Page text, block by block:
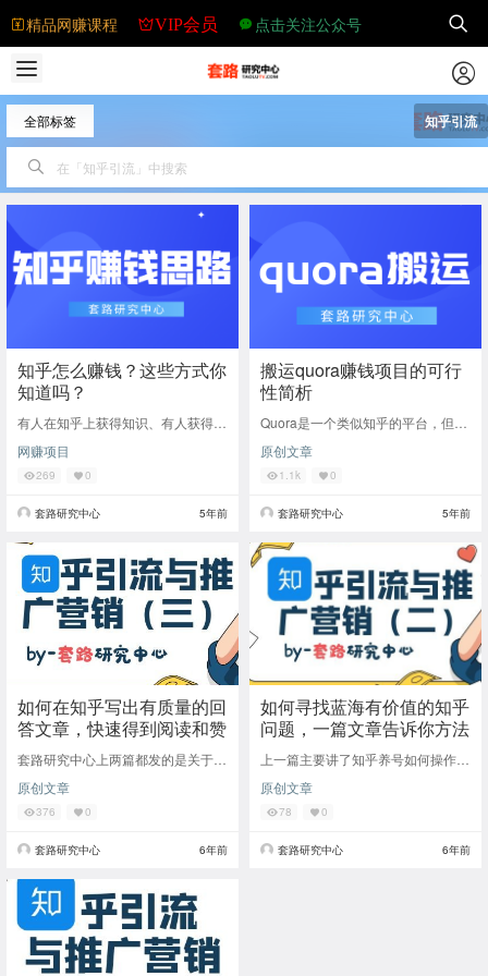
精品网赚课程 VIP会员 点击关注公众号
全部标签 知乎引流
知乎怎么赚钱？这些方式你
知道吗？
有人在知乎上获得知识、有人获得工
看到这大家肯定也好奇知乎既然也能
赚钱？那么今天
网赚项目
269 0
套路研究中心 5年前
搬运quora赚钱项目的可行
性简析
Quora是一个类似知乎的平台，但由
人的思维并不在国内常见发表的言论
自然也会比
原创文章
1.1k 0
套路研究中心 5年前
如何在知乎写出有质量的回
答文章，快速得到阅读和赞
套路研究中心上两篇都发的是关于知
那么这一篇就是介绍如何写作才能让
用户喜欢去看，
原创文章
376 0
套路研究中心 6年前
如何寻找蓝海有价值的知乎
问题，一篇文章告诉你方法
上一篇主要讲了知乎养号如何操作，
进行回答，因为符合回答的问题才能
把自己的回答价
原创文章
78 0
套路研究中心 6年前